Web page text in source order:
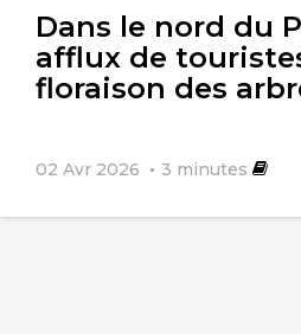
Dans le nord du
afflux de
floraison des
02 Avr 2026 3 minutes